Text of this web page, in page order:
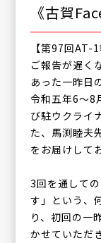
《古賀
【第97回AT-1
ご報告が遅く
あった一昨日
令和五年6〜8
び駐ウクライ
た、馬渕睦夫
をお届けして
3回を通して
す」という、
り、初回の一
かせていただ